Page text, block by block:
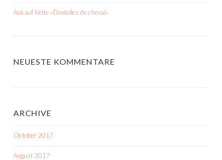
Ankauf Kette «Dentelles de cheval»
NEUESTE KOMMENTARE
ARCHIVE
Oktober 2017
August 2017